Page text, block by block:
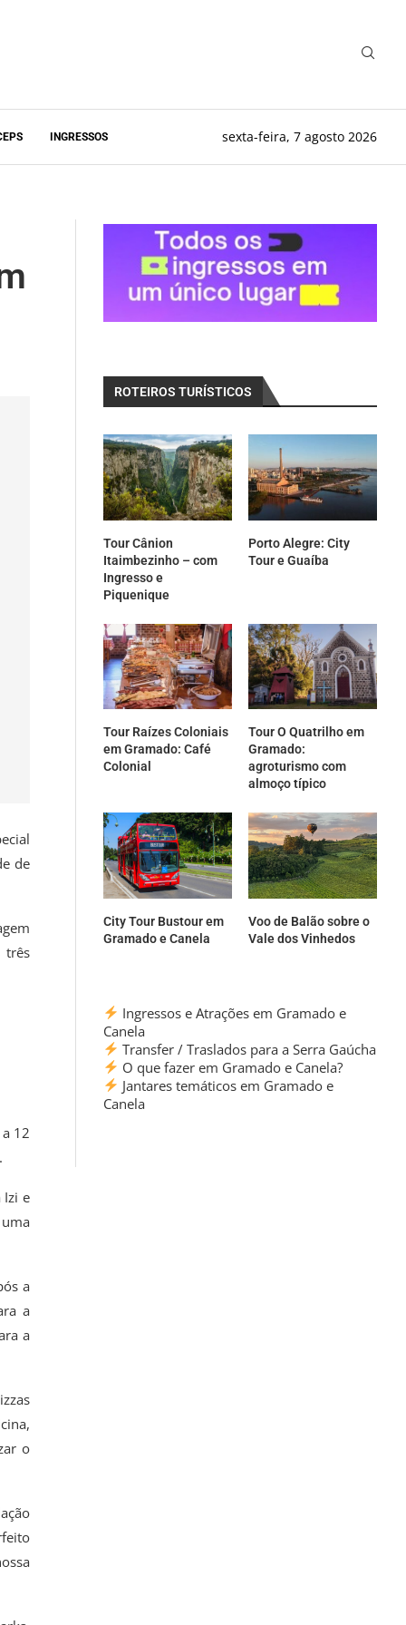
INGRESSOS sexta-feira, 7 agosto 2026
de
três
12
Izi e
a
a
a
o
ROTEIROS TURÍSTICOS
Tour Cânion
Itaimbezinho – com
Ingresso e
Piquenique
Porto Alegre: City
Tour e Guaíba
Tour Raízes Coloniais
em Gramado: Café
Colonial
Tour O Quatrilho em
Gramado:
agroturismo com
almoço típico
City Tour Bustour em
Gramado e Canela
Voo de Balão sobre o
Vale dos Vinhedos
Ingressos e Atrações em Gramado e
Canela
Transfer / Traslados para a Serra Gaúcha
O que fazer em Gramado e Canela?
Jantares temáticos em Gramado e
Canela